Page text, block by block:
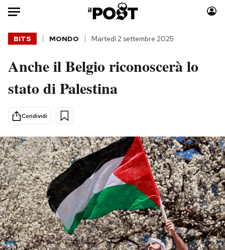
Auto
HOME
Politica
Tecnologia
Internet
Scienza
Cultura
Economia
Sport
Ok Boomer!
Media
Europa
Altrecose
Mondiali calcio 2026
PODCAST
BITS MONDO Martedì 2 settembre 2025
Anche il Belgio riconoscerà lo
stato di Palestina
Condividi